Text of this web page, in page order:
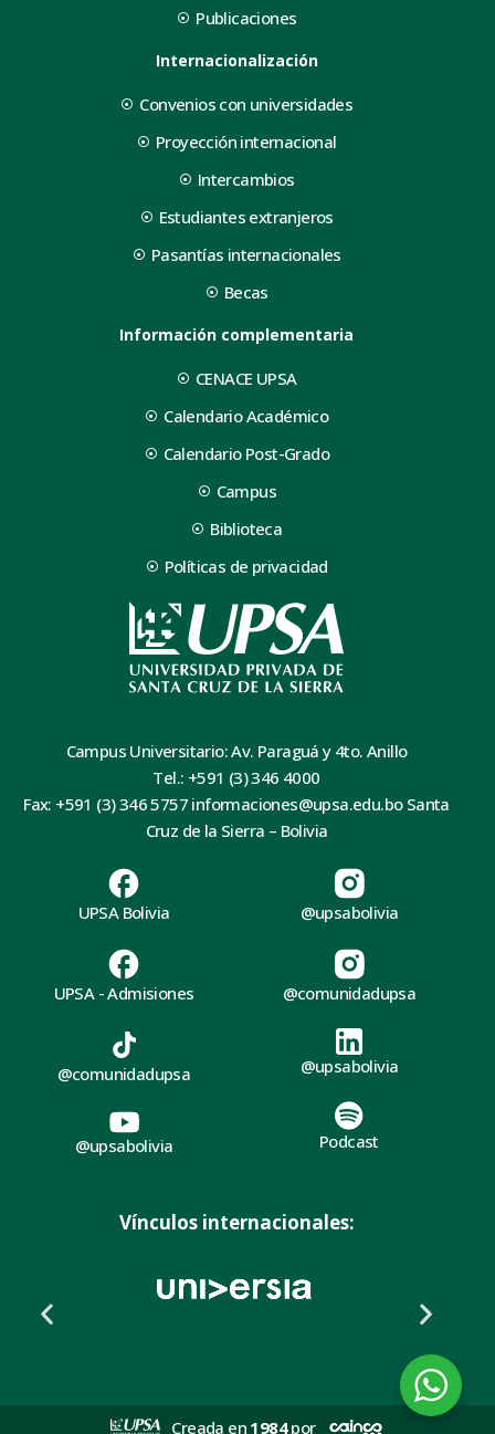
Publicaciones
Internacionalización
Convenios con universidades
Proyección internacional
Intercambios
Estudiantes extranjeros
Pasantías internacionales
Becas
Información complementaria
CENACE UPSA
Calendario Académico
Calendario Post-Grado
Campus
Biblioteca
Políticas de privacidad
Campus Universitario: Av. Paraguá y 4to. Anillo
Tel.: +591 (3) 346 4000
Fax: +591 (3) 346 5757 informaciones@upsa.edu.bo Santa
Cruz de la Sierra – Bolivia
UPSA Bolivia
UPSA - Admisiones
@upsabolivia
@comunidadupsa
@comunidadupsa
@upsabolivia
@upsabolivia
Podcast
Vínculos internacionales:
Creada en 1984por